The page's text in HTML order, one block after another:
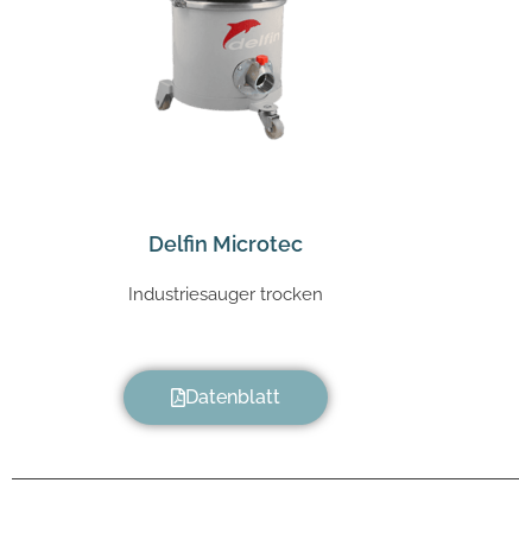
Delfin Microtec
Industriesauger trocken
Datenblatt